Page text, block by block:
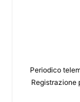
Periodico
Registrazione